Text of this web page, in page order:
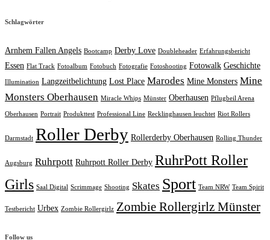
Schlagwörter
Arnhem Fallen Angels Bootcamp Derby Love Doubleheader Erfahrungsbericht
Essen Flat Track Fotoalbum Fotobuch Fotografie Fotoshooting Fotowalk Geschichte
Illumination Langzeitbelichtung Lost Place Marodes Mine Monsters Mine
Monsters Oberhausen Miracle Whips Münster Oberhausen Pflugbeil Arena
Oberhausen Portrait Produkttest Professional Line Recklinghausen leuchtet Riot Rollers
Darmstadt Roller Derby Rollerderby Oberhausen Rolling Thunder
Augsburg Ruhrpott Ruhrpott Roller Derby RuhrPott Roller
Girls Saal Digital Scrimmage Shooting Skates Sport Team NRW Team Spirit
Testbericht Urbex Zombie Rollergirlz Zombie Rollergirlz Münster
Follow us